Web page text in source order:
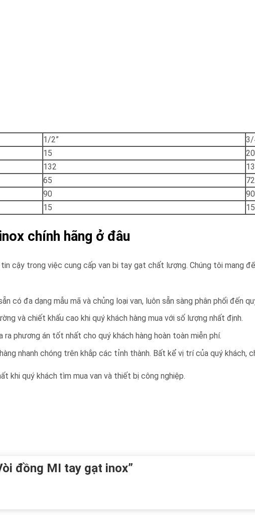
1/2”
3/
15
20
132
65
72
90
90
15 15
chính hãng ở đâu
cậy trong việc cung cấp van bi tay gạt chất lượng. Chúng tôi mang
có đa dạng mẫu mã và chủng loại van, luôn sẵn sàng phân phối đến
và chiết khấu cao khi quý khách hàng mua với số lượng nhất định.
phương án tốt nhất cho quý khách hàng hoàn toàn miễn phí.
nhanh chóng trên khắp các tỉnh thành. Bất kể vị trí của quý khách,
khi quý khách tìm mua van và thiết bị công nghiệp.
đồng MI tay gạt inox”